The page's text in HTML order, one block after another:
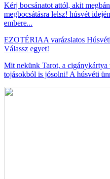
Kérj bocsánatot attól, akit
megbocsátásra lelsz! húsvét
embere...
EZOTÉRIAA varázslatos
Válassz egyet!
Mit nekünk Tarot, a
tojásokból is jósolni! A húsvéti